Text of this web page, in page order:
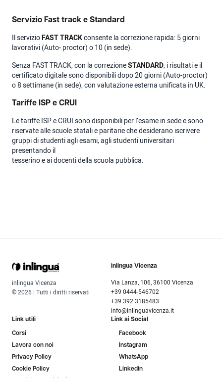
Servizio Fast track e Standard
Il servizioFAST TRACKconsente la correzione rapida: 5 giorni
lavorativi (Auto- proctor) o 10 (in sede).
Senza FAST TRACK, con la correzioneSTANDARD, i risultati e il
certificato digitale sono disponibili dopo 20 giorni (Auto-proctor)
o 8 settimane (in sede), con valutazione esterna unificata in UK.
Tariffe ISP e CRUI
Le tariffe ISP e CRUI sono disponibili per l’esame in sede e sono
riservate alle scuole statali e paritarie che desiderano iscrivere
gruppi di studenti agli esami, agli studenti universitari
presentando il
tesserino e ai docenti della scuola pubblica.
inlingua Vicenza
© 2026 | Tutti i diritti riservati
inlingua Vicenza
Via Lanza, 106, 36100 Vicenza
+39 0444-546702
+39 392 3185483
info@inlinguavicenza.it
Link utili
Corsi
Lavora con noi
Privacy Policy
Cookie Policy
Link ai Social
Facebook
Instagram
WhatsApp
Linkedin